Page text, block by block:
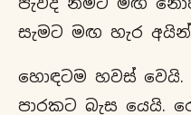
සැමට මඟ හැර
හොඳටම හවස් වෙයි.
පාරකට බැස යෙයි.